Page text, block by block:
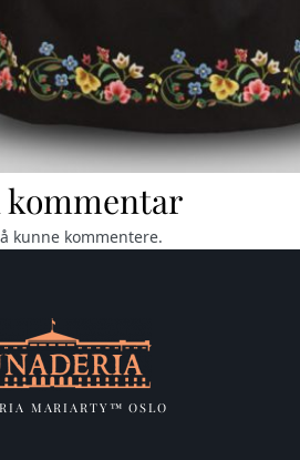
kommentar
kunne kommentere.
MARIARTY™ OSLO